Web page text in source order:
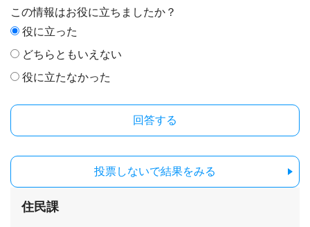
この情報はお役に立ちましたか？
役に立った
どちらともいえない
役に立たなかった
投票しないで結果をみる
住民課